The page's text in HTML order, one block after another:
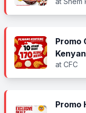
Promo
at CFC
Promo